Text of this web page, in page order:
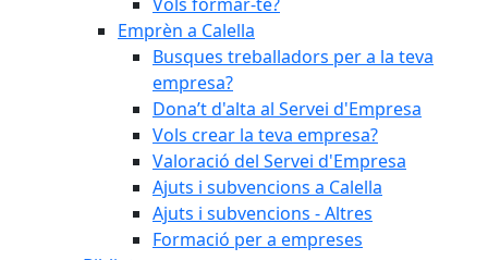
Emprèn a Calella
Busques treballadors per a la teva
empresa?
Dona’t d'alta al Servei d'Empresa
Vols crear la teva empresa?
Valoració del Servei d'Empresa
Ajuts i subvencions a Calella
Ajuts i subvencions - Altres
Formació per a empreses